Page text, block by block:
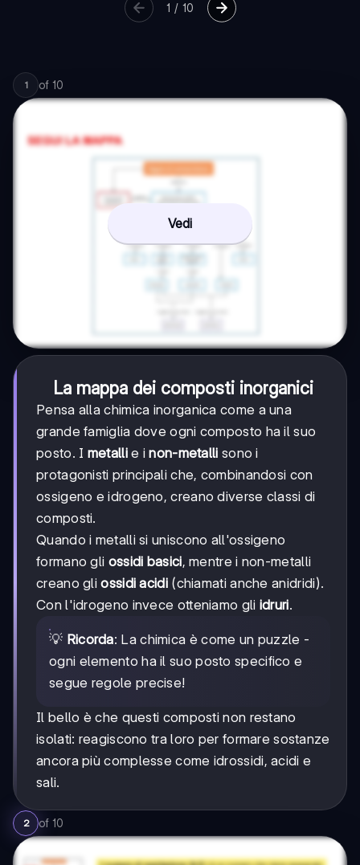
1 / 10
1 of 10
Vedi
La mappa dei composti inorganici
Pensa alla chimica inorganica come a una
grande famiglia dove ogni composto ha il suo
posto. I metallie inon-metalli sono i
protagonisti principali che, combinandosi con
ossigeno e idrogeno, creano diverse classi di
composti.
Quando i metalli si uniscono all'ossigeno
formano gli ossidi basici, mentre i non-metalli
creano gliossidi acidi(chiamati anche anidridi).
Con l'idrogeno invece otteniamo gli idruri.
💡 Ricorda: La chimica è come un puzzle -
ogni elemento ha il suo posto specifico e
segue regole precise!
Il bello è che questi composti non restano
isolati: reagiscono tra loro per formare sostanze
ancora più complesse come idrossidi, acidi e
sali.
2 of 10